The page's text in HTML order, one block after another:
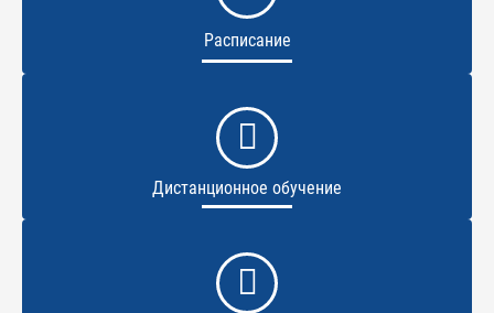
Расписание
Дистанционное обучение